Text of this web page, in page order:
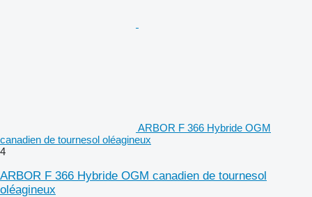
ARBOR F 366 Hybride OGM
canadien de tournesol oléagineux
4
ARBOR F 366 Hybride OGM canadien de tournesol
oléagineux